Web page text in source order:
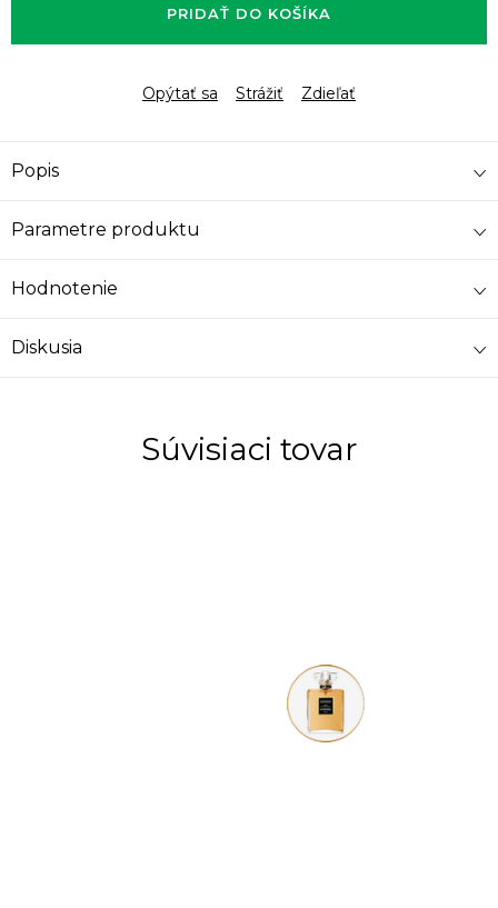
PRIDAŤ DO KOŠÍKA
Opýtať sa Strážiť Zdieľať
Popis
Parametre produktu
Hodnotenie
Diskusia
Súvisiaci tovar